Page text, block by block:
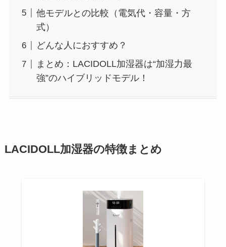
他モデルとの比較（電気代・容量・方
式）
どんな人におすすめ？
まとめ：LACIDOLL加湿器は“加湿力最
強”のハイブリッドモデル！
LACIDOLL加湿器の特徴まとめ